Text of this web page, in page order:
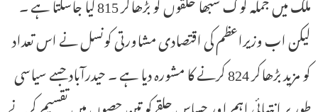
لیکن اب وزیراعظم کی اقتصادی مشاورتی کونسل نے اس تعداد
کو مزید بڑھاکر 824 کرنے کا مشورہ دیا ہے ۔ حیدرآباد جسے سیاسی